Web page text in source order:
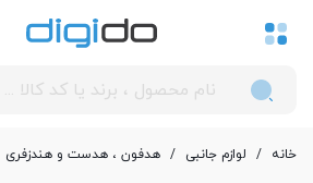
خانه / لوازم جانبی / هدفون ، هدست و هندزفری